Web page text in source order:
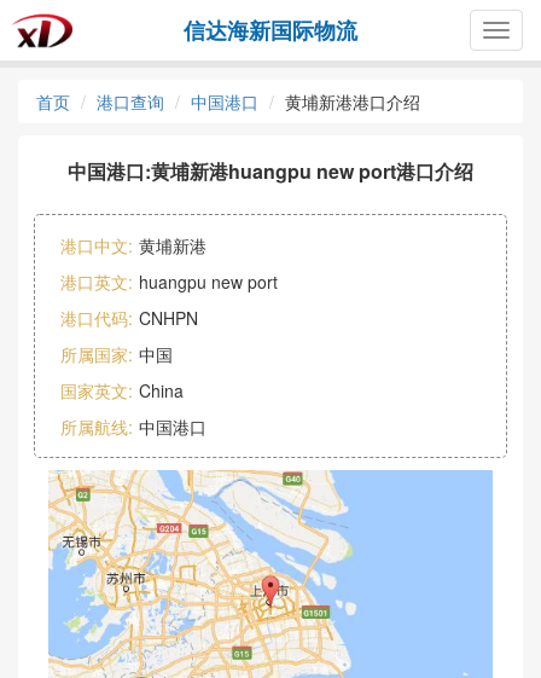
信达海新国际物流
首页 港口查询 中国港口 黄埔新港港口介绍
中国港口:黄埔新港huangpu new port港口介绍
港口中文: 黄埔新港
港口英文: huangpu new port
港口代码: CNHPN
所属国家: 中国
国家英文: China
所属航线: 中国港口